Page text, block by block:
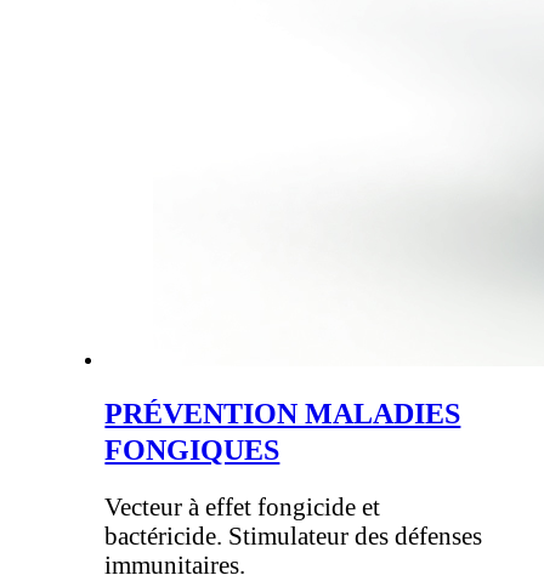
PRÉVENTION MALADIES
FONGIQUES
Vecteur à effet fongicide et
bactéricide. Stimulateur des défenses
immunitaires.